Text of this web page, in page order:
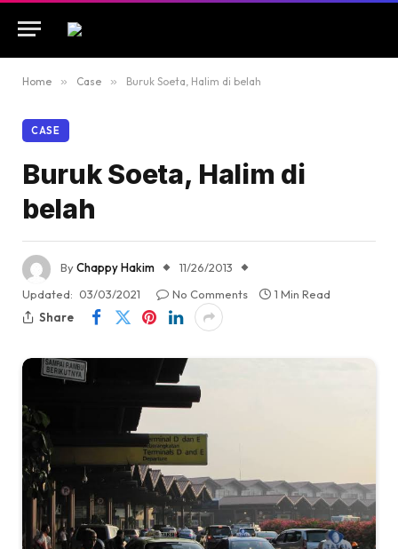
Home » Case » Buruk Soeta, Halim di belah
CASE
Buruk Soeta, Halim di
belah
ByChappy Hakim
11/26/2013
Updated: 03/03/2021 No Comments
1 Min Read
Share